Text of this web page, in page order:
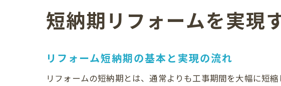
浴室工
浴室
ユ
短納期リフォームを実現
リフォーム短納期の基本と実現の流れ
リフォームの短納期とは、通常よりも工事期間を大幅に短